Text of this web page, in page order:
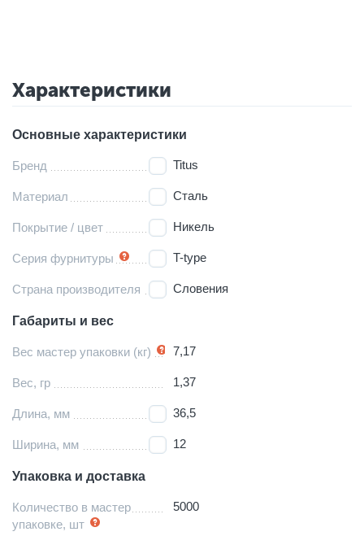
Характеристики
Основные характеристики
Бренд Titus
Материал Сталь
Покрытие / цвет Никель
Серия фурнитуры T-type
Страна производителя Словения
Габариты и вес
Вес мастер упаковки (кг) 7,17
Вес, гр 1,37
Длина, мм 36,5
Ширина, мм 12
Упаковка и доставка
Количество в мастер
упаковке, шт
5000